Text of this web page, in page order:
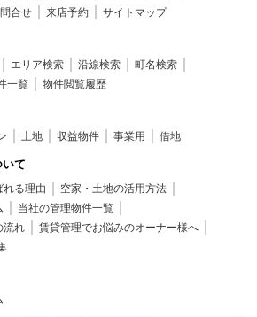
合せ 来店予約 サイトマップ
エリア検索 沿線検索
町名検索
一覧 物件閲覧履歴
土地 収益物件 事業用 借地
て
れる理由
空家・土地の活用方法
当社の管理物件一覧
流れ
賃貸管理でお悩みのオーナー様へ